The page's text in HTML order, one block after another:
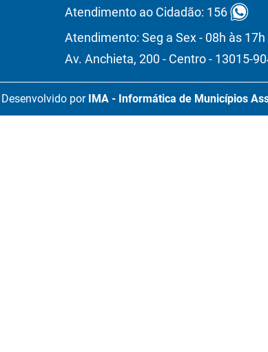
Atendimento ao Cidadão: 156
Atendimento: Seg a Sex - 08h às 17h
Av. Anchieta, 200 - Centro - 13015-
Desenvolvido por IMA - Informática de Municípios